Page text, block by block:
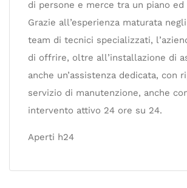
di persone e merce tra un piano ed
Grazie all’esperienza maturata
team di tecnici specializzati,
di offrire, oltre all’installazione di
anche un’assistenza dedicata, con
servizio di manutenzione, anche
intervento attivo 24 ore su 24.
Aperti h24